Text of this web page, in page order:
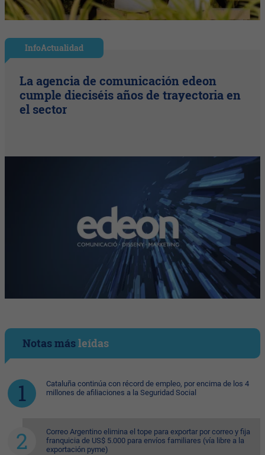
InfoActualidad
La agencia de comunicación edeon
cumple dieciséis años de trayectoria en
el sector
Notas másleídas
Cataluña continúa con récord de empleo, por encima de los 4
millones de afiliaciones a la Seguridad Social
Correo Argentino elimina el tope para exportar por correo y fija
franquicia de US$ 5.000 para envíos familiares (vía libre a la
exportación pyme)